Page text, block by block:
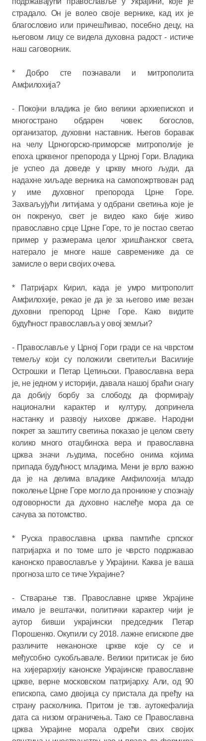
страдало. Он је волео своје вернике, кад их је
благословио или причешћивао, посебно децу, на
његовом лицу се видела духовна радост - истиче
наш саговорник.
* Добро сте познавали и митрополита
Амфилохија?
- Покојни владика је био велики архиепископ и
многострано обдарен човек: богослов,
организатор, духовни наставник. Његов боравак
на челу Црногорско-приморске митрополије је
епоха црквеног препорода у Црној Гори. Владика
је успео да доведе у цркву много људи, да
надахне хиљаде верника на самопожртвован рад
у име духовног препорода Црне Горе.
Захваљујући литијама у одбрани светиња које је
он покренуо, свет је видео како бије живо
православно срце Црне Горе, то је постао светао
пример у размерама целог хришћанског света,
натерало је многе наше савременике да се
замисле о вери својих очева.
* Патријарх Кирил, када је умро митрополит
Амфилохије, рекао је да је за његово име везан
духовни препород Црне Горе. Како видите
будућност православља у овој земљи?
- Православље у Црној Гори гради се на чврстом
темељу који су положили светитељи Василије
Острошки и Петар Цетињски. Православна вера
је, не једном у историји, давала нашој браћи снагу
да добију борбу за слободу, да формирају
национални карактер и културу, допринела
настанку и развоју њихове државе. Народни
покрет за заштиту светиња показао је целом свету
колико много отаџбинска вера и православна
црква значи људима, посебно онима којима
припада будућност, младима. Мени је врло важно
да је на делима владике Амфилохија младо
поколење Црне Горе могло да проникне у спознају
одговорности да духовно наслеђе мора да се
сачува за потомство.
* Руска православна црква памтиће српског
патријарха и по томе што је чврсто подржавао
канонско православље у Украјини. Каква је ваша
прогноза што се тиче Украјине?
- Стварање тзв. Православне цркве Украјине
имало је вештачки, политички карактер чији је
аутор бивши украјински председник Петар
Порошенко. Окупили су 2018. лажне епископе две
различите неканонске цркве које су се и
међусобно сукобљавале. Велики притисак је био
на хијерархију канонске Украјинске православне
цркве, верне московском патријарху. Али, од 90
епископа, само двојица су пристала да пређу на
страну расколника. Притом је тзв. аутокефалија
дата са низом ограничења. Тако се Православна
црква Украјине морала одрећи свих својих